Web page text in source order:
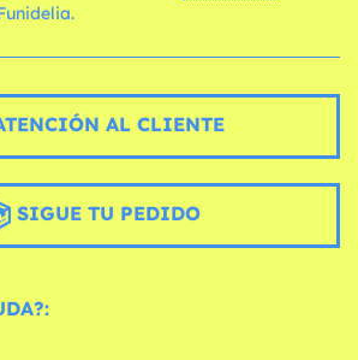
AL CLIENTE
SIGUE TU PEDIDO